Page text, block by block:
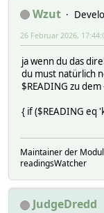
Wzut
26 Februar 2026,
ja wenn du das
du must natürlich
$READING zu
{ if ($READING eq
Maintainer der
readingsWatcher
JudgeDredd